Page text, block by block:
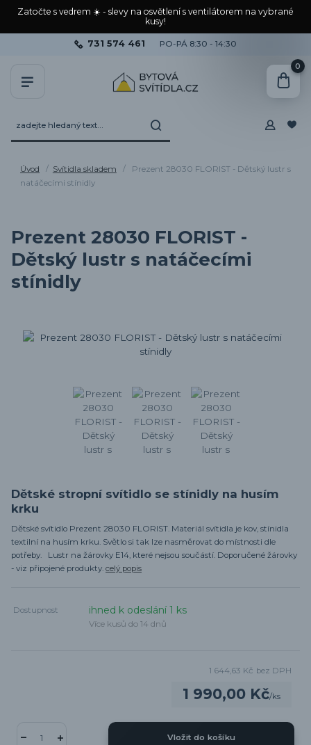
Zatočte s vedrem ☀️ - slevy na osvětlení s ventilátorem na vybrané
kusy!
731 574 461 PO-PÁ 8:30 - 14:30
0
Úvod Svítidla skladem
Prezent 28030 FLORIST - Dětský lustr s
natáčecími stínidly
Prezent 28030 FLORIST -
Dětský lustr s natáčecími
stínidly
Dětské stropní svítidlo se stínidly na husím
krku
Dětské svítidlo Prezent 28030 FLORIST. Materiál svítidla je kov, stínidla
textilní na husím krku. Světlo si tak lze nasměrovat do místnosti dle
potřeby. Lustr na žárovky E14, které nejsou součástí. Doporučené žárovky
- viz připojené produkty. celý popis
Dostupnost ihned k odeslání 1 ks
Více kusů do 14 dnů
1 990,00 Kč/ks
1 644,63 Kč bez DPH
Vložit do košíku